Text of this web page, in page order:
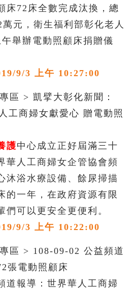
床72床全數完成汰換，總
元，衛生福利部彰化老人
舉辦電動照顧床捐贈儀
9/3 上午 10:27:00
區 > 凱擘大彰化新聞：
工商婦女獻愛心 贈電動照
護中心成立正好屆滿三十
華人工商婦女企管協會頻
沐浴水療設備、餘尿掃描
的一年，在政府資源有限
們可以更安全更便利。
9/3 上午 10:22:00
區 > 108-09-02 公益頻道
張電動照顧床
道報導：世界華人工商婦